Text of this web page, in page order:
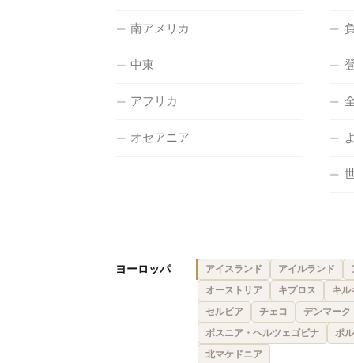
南アメリカ
中東
アフリカ
オセアニア
ヨーロッパ アイスランド アイルランド
オーストリア
キプロス
キル
セルビア
チェコ
デンマーク
ボスニア・ヘルツェゴビナ
ポ
北マケドニア